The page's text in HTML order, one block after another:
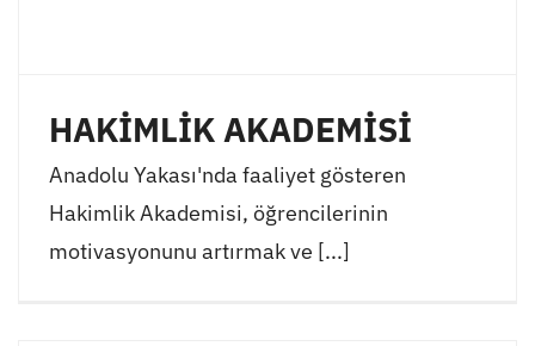
HAKİMLİK AKADEMİSİ
Anadolu Yakası'nda faaliyet gösteren
Hakimlik Akademisi, öğrencilerinin
motivasyonunu artırmak ve [...]